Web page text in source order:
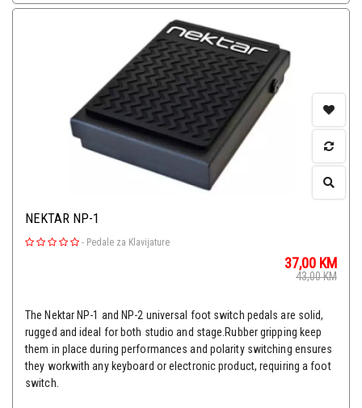
NEKTAR NP-1
- Pedale za Klavijature
37,00 KM
43,00KM
The Nektar NP-1 and NP-2 universal foot switch pedals are solid,
rugged and ideal for both studio and stage.Rubber gripping keep
them in place during performances and polarity switching ensures
they workwith any keyboard or electronic product, requiring a foot
switch.